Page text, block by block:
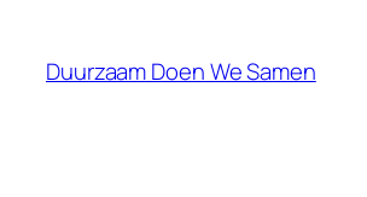
Duurzaam Doen We Samen